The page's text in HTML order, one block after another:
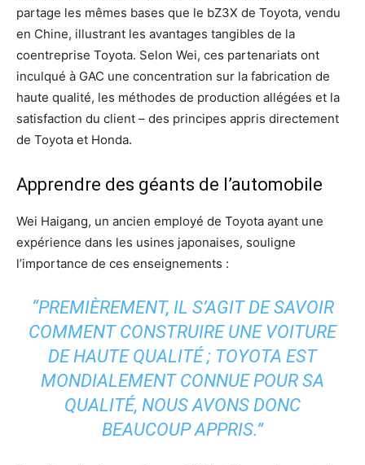
partage les mêmes bases que le bZ3X de Toyota, vendu
en Chine, illustrant les avantages tangibles de la
coentreprise Toyota. Selon Wei, ces partenariats ont
inculqué à GAC une concentration sur la fabrication de
haute qualité, les méthodes de production allégées et la
satisfaction du client – ​​des principes appris directement
de Toyota et Honda.
Apprendre des géants de l’automobile
Wei Haigang, un ancien employé de Toyota ayant une
expérience dans les usines japonaises, souligne
l’importance de ces enseignements :
“PREMIÈREMENT, IL S’AGIT DE SAVOIR
COMMENT CONSTRUIRE UNE VOITURE
DE HAUTE QUALITÉ ; TOYOTA EST
MONDIALEMENT CONNUE POUR SA
QUALITÉ, NOUS AVONS DONC
BEAUCOUP APPRIS.”